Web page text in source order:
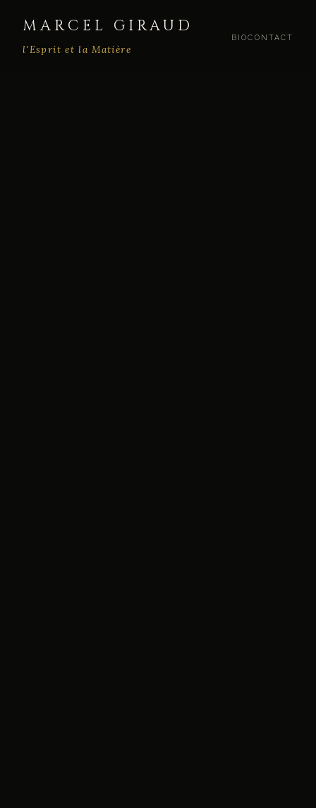
MARCEL GIRAUD
l'Esprit et la Matière
BIOCONTACT